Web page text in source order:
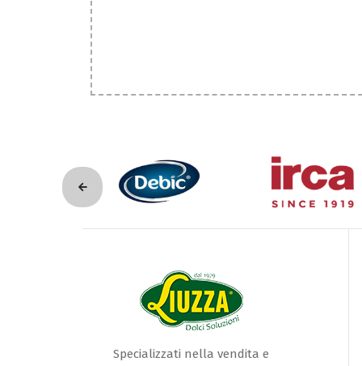
Specializzati nella vendita e